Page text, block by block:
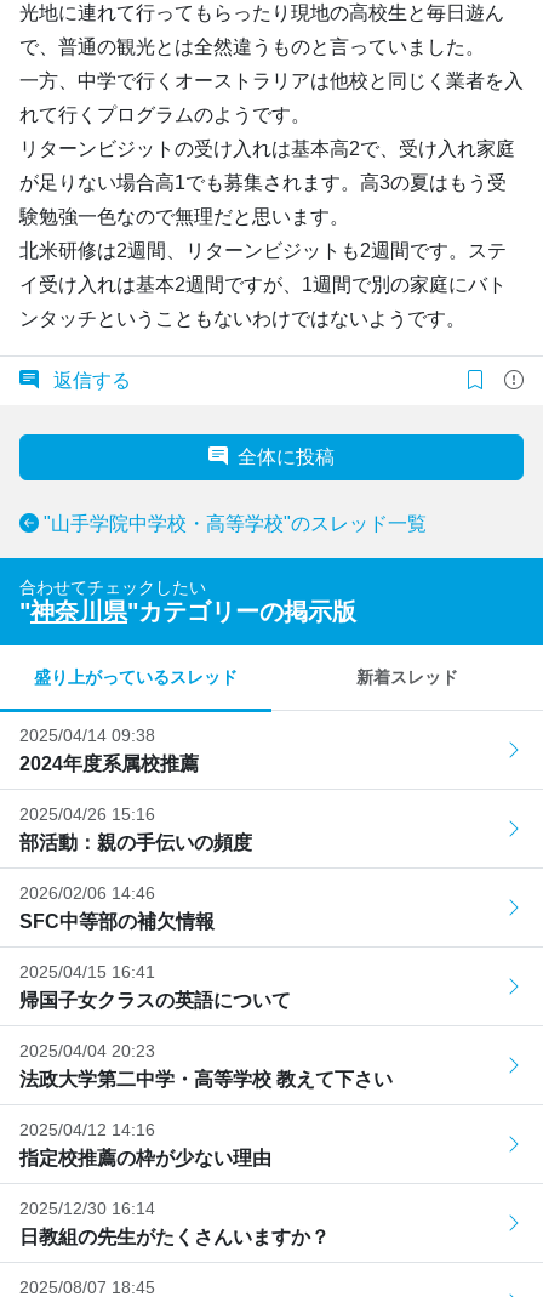
光地に連れて行ってもらったり現地の高校生と毎日遊ん
で、普通の観光とは全然違うものと言っていました。
一方、中学で行くオーストラリアは他校と同じく業者を入
れて行くプログラムのようです。
リターンビジットの受け入れは基本高2で、受け入れ家庭
が足りない場合高1でも募集されます。高3の夏はもう受
験勉強一色なので無理だと思います。
北米研修は2週間、リターンビジットも2週間です。ステ
イ受け入れは基本2週間ですが、1週間で別の家庭にバト
ンタッチということもないわけではないようです。
返信する
全体に投稿
"山手学院中学校・高等学校"のスレッド一覧
合わせてチェックしたい
"神奈川県"カテゴリーの掲示版
盛り上がっているスレッド 新着スレッド
2025/04/14 09:38
2024年度系属校推薦
2025/04/26 15:16
部活動：親の手伝いの頻度
2026/02/06 14:46
SFC中等部の補欠情報
2025/04/15 16:41
帰国子女クラスの英語について
2025/04/04 20:23
法政大学第二中学・高等学校 教えて下さい
2025/04/12 14:16
指定校推薦の枠が少ない理由
2025/12/30 16:14
日教組の先生がたくさんいますか？
2025/08/07 18:45